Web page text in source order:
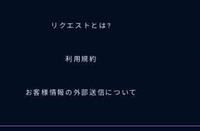
リクエストとは?
利用規約
お客様情報の外部送信について